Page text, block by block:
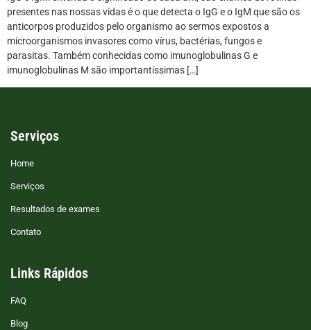
presentes nas nossas vidas é o que detecta o IgG e o IgM que são os
anticorpos produzidos pelo organismo ao sermos expostos a
microorganismos invasores como vírus, bactérias, fungos e
parasitas. Também conhecidas como imunoglobulinas G e
imunoglobulinas M são importantíssimas […]
Serviços
Home
Serviços
Resultados de exames
Contato
Links Rápidos
FAQ
Blog